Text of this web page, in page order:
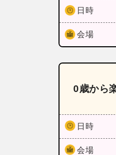
日時
会場
0歳から
日時
会場